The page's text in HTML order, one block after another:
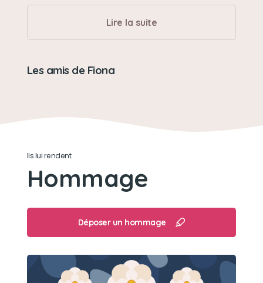
déterrer mes plantations juste terminées
Son caractère
Douce avec les humains mais têtue
Jouet pouet pouet qui fait beaucoup de bruit
Son loisir préféré
Aimait le calme pas de loisirs particulier bien
entourée de sa famille
Lire la suite
Les amis de Fiona
Ils lui rendent
Hommage
Déposer un hommage